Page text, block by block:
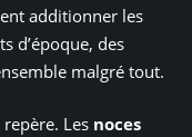
additionner les
d’époque, des
malgré tout.
Les noces